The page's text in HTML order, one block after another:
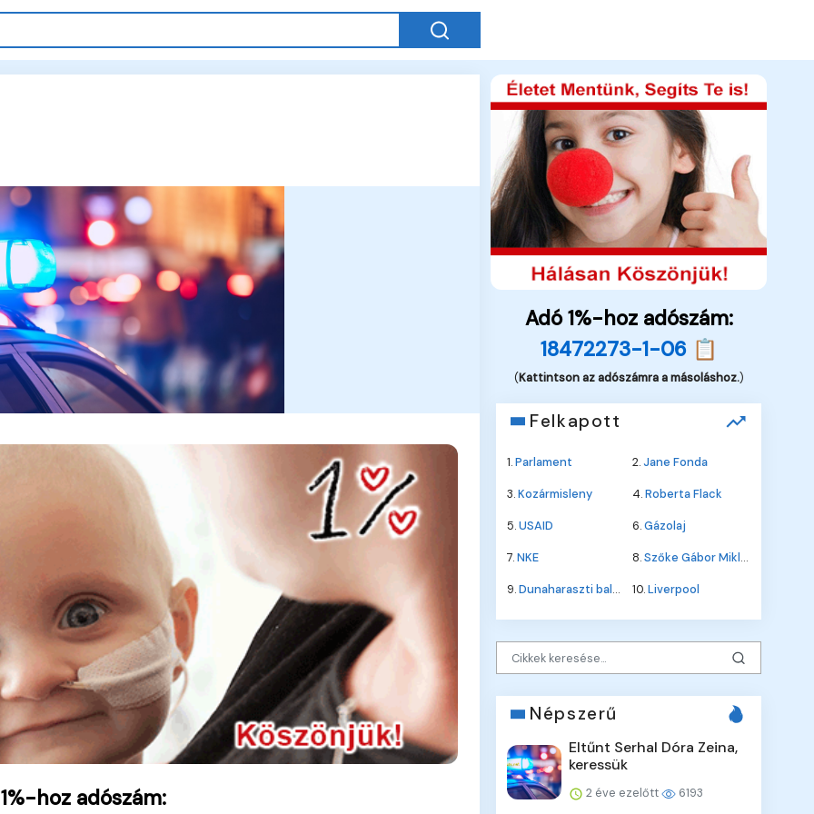
hoz adószám:
Adó 1%-hoz adószám:
18472273-1-06 📋
(Kattintson az adószámra a másoláshoz.)
Felkapott
1.Parlament 2.Jane Fonda
3.Kozármisleny 4.Roberta Flack
5.USAID 6.Gázolaj
7.NKE 8.Szőke Gábor Miklós
9.Dunaharaszti baleset 10.Liverpool
Népszerű
Eltűnt Serhal Dóra Zeina,
keressük
2 éve ezelőtt 6193